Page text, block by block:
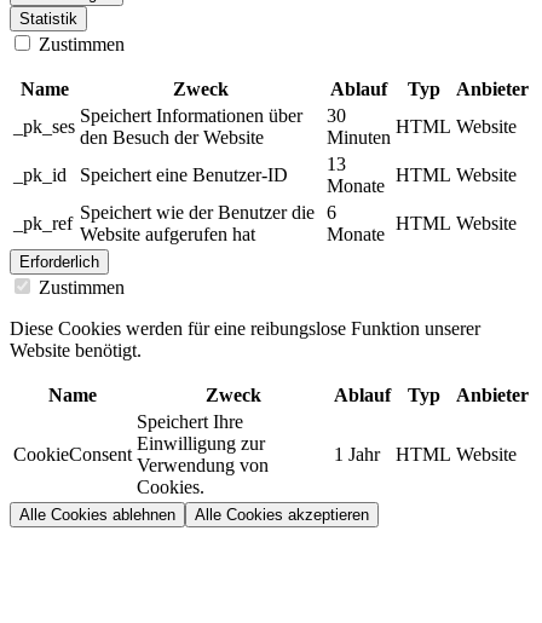
Statistik
Zustimmen
Name Zweck Ablauf Typ
Anbieter
_pk_ses
Speichert Informationen über
den Besuch der Website
30
Minuten
HTML Website
_pk_id Speichert eine Benutzer-ID
13
Monate
HTML Website
_pk_ref
Speichert wie der Benutzer die
Website aufgerufen hat
6
Monate
HTML Website
Erforderlich
Zustimmen
Diese Cookies werden für eine reibungslose Funktion unserer
Website benötigt.
Name Zweck Ablauf Typ Anbieter
CookieConsent
Speichert Ihre
Einwilligung zur
Verwendung von
Cookies.
1 Jahr HTML Website
Alle Cookies ablehnen Alle Cookies akzeptieren